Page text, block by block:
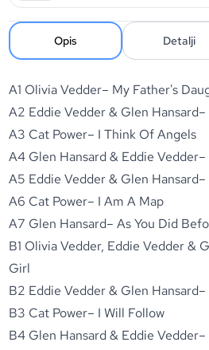
Opis Detalji
A1 Olivia Vedder– My Father's
A2 Eddie Vedder & Glen Hansard–
A3 Cat Power– I Think Of Angels
A4 Glen Hansard & Eddie
A5 Eddie Vedder & Glen
A6 Cat Power– I Am A Map
A7 Glen Hansard– As You Did
B1 Olivia Vedder, Eddie Vedder &
Girl
B2 Eddie Vedder & Glen
B3 Cat Power– I Will Follow
B4 Glen Hansard & Eddie Vedder–